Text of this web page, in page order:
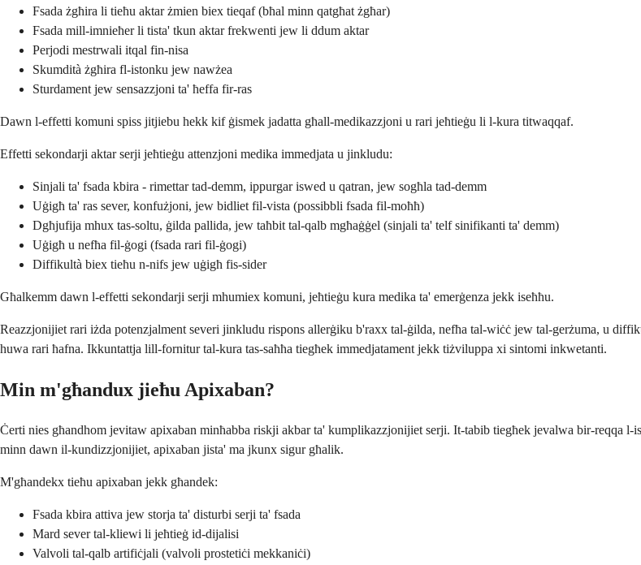
Fsada żgħira li tieħu aktar żmien biex tieqaf (bħal minn qatgħat żgħar)
Fsada mill-imnieħer li tista' tkun aktar frekwenti jew li ddum aktar
Perjodi mestrwali itqal fin-nisa
Skumdità żgħira fl-istonku jew nawżea
Sturdament jew sensazzjoni ta' ħeffa fir-ras
Dawn l-effetti komuni spiss jitjiebu hekk kif ġismek jadatta għall-medikazzjoni u rari jeħtieġu li l-kura titwaqqaf.
Effetti sekondarji aktar serji jeħtieġu attenzjoni medika immedjata u jinkludu:
Sinjali ta' fsada kbira - rimettar tad-demm, ippurgar iswed u qatran, jew sogħla tad-demm
Uġigħ ta' ras sever, konfużjoni, jew bidliet fil-vista (possibbli fsada fil-moħħ)
Dgħjufija mhux tas-soltu, ġilda pallida, jew taħbit tal-qalb mgħaġġel (sinjali ta' telf sinifikanti ta' demm)
Uġigħ u nefħa fil-ġogi (fsada rari fil-ġogi)
Diffikultà biex tieħu n-nifs jew uġigħ fis-sider
Għalkemm dawn l-effetti sekondarji serji mhumiex komuni, jeħtieġu kura medika ta' emerġenza jekk iseħħu.
Reazzjonijiet rari iżda potenzjalment severi jinkludu rispons allerġiku b'raxx tal-ġilda, nefħa tal-wiċċ jew tal-gerżuma, u
huwa rari ħafna. Ikkuntattja lill-fornitur tal-kura tas-saħħa tiegħek immedjatament jekk tiżviluppa xi sintomi inkwetanti.
Min m'għandux jieħu Apixaban?
Ċerti nies għandhom jevitaw apixaban minħabba riskji akbar ta' kumplikazzjonijiet serji. It-tabib tiegħek jevalwa bir-reqqa
minn dawn il-kundizzjonijiet, apixaban jista' ma jkunx sigur għalik.
M'għandekx tieħu apixaban jekk għandek:
Fsada kbira attiva jew storja ta' disturbi serji ta' fsada
Mard sever tal-kliewi li jeħtieġ id-dijalisi
Valvoli tal-qalb artifiċjali (valvoli prostetiċi mekkaniċi)